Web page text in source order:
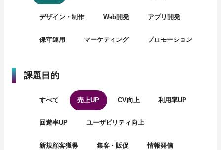
デザイン・制作 Web開発 アプリ開発
保守運用 マーケティング プロモーション
課題目的
すべて 売上UP CV向上 利用率UP
回遊率UP ユーザビリティ向上
新規顧客獲得 集客・販促 情報発信